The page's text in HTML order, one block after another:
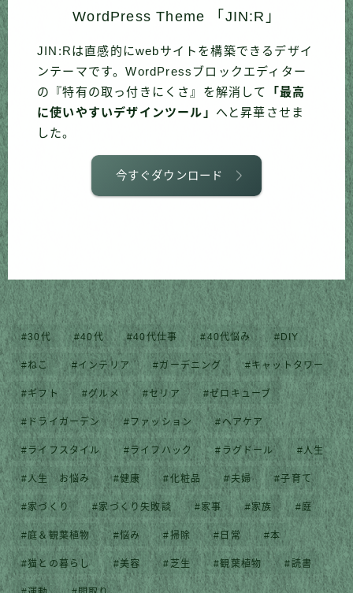
WordPress Theme 「JIN:R」
JIN:Rは直感的にwebサイトを構築できるデザイ
ンテーマです。WordPressブロックエディター
の『特有の取っ付きにくさ』を解消して
「最高
に使いやすいデザインツール」 へと昇華させま
した。
今すぐダウンロード
30代 40代 40代仕事 40代悩み DIY
ねこ インテリア ガーデニング キャットタワー
ギフト グルメ セリア ゼロキューブ
ドライガーデン ファッション ヘアケア
ライフスタイル ライフハック ラグドール 人生
人生 お悩み 健康 化粧品 夫婦 子育て
家づくり 家づくり失敗談 家事 家族 庭
庭＆観葉植物 悩み 掃除 日常 本
猫との暮らし 美容 芝生 観葉植物 読書